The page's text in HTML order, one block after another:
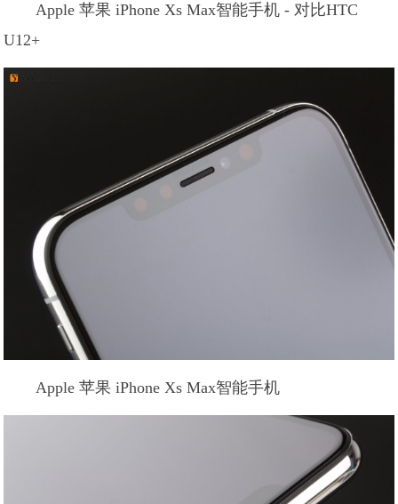
Apple 苹果 iPhone Xs Max智能手机 - 对比HTC
U12+
Apple 苹果 iPhone Xs Max智能手机